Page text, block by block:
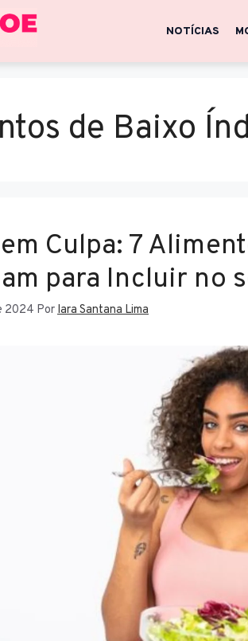
NOTÍCIAS
de Baixo
Culpa: 7
para Incluir no
2024 PorIara Santana Lima